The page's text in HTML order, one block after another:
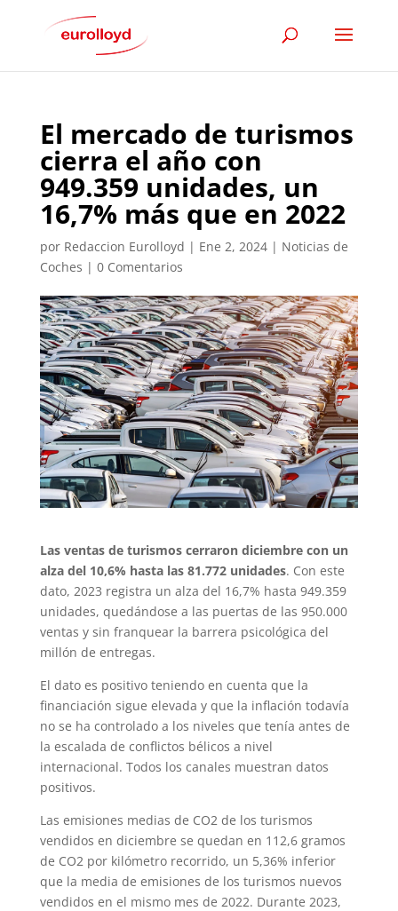
El mercado de turismos
cierra el año con
949.359 unidades, un
16,7% más que en 2022
por Redaccion Eurolloyd | Ene 2, 2024| Noticias de
Coches | 0 Comentarios
Las ventas de turismos cerraron diciembre con un
alza del 10,6% hasta las 81.772 unidades. Con este
dato, 2023 registra un alza del 16,7% hasta 949.359
unidades, quedándose a las puertas de las 950.000
ventas y sin franquear la barrera psicológica del
millón de entregas.
El dato es positivo teniendo en cuenta que la
financiación sigue elevada y que la inflación todavía
no se ha controlado a los niveles que tenía antes de
la escalada de conflictos bélicos a nivel
internacional. Todos los canales muestran datos
positivos.
Las emisiones medias de CO2 de los turismos
vendidos en diciembre se quedan en 112,6 gramos
de CO2 por kilómetro recorrido, un 5,36% inferior
que la media de emisiones de los turismos nuevos
vendidos en el mismo mes de 2022. Durante 2023,